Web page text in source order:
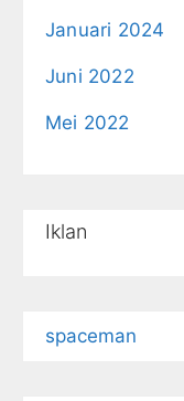
Januari 2024
Juni 2022
Mei 2022
Iklan
spaceman